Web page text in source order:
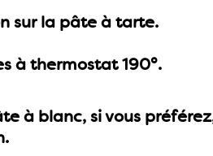
sur la pâte à tarte.
à thermostat 190°.
à blanc, si vous